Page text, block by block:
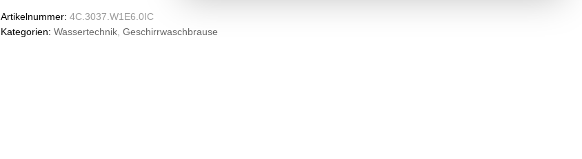
Artikelnummer: 4C.3037.W1E6.0IC
Kategorien: Wassertechnik, Geschirrwaschbrause